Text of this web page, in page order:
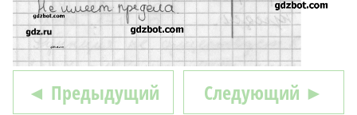
◄ Предыдущий Следующий ►